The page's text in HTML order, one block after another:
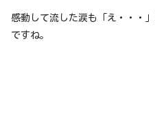
感動して流した涙も「え・・・
ですね。